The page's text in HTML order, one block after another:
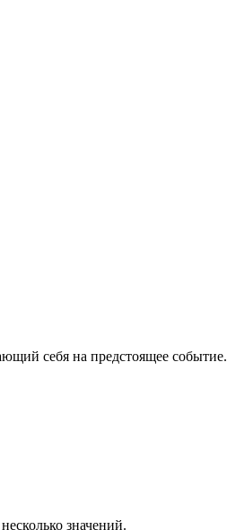
себя на предстоящее событие.
значений.